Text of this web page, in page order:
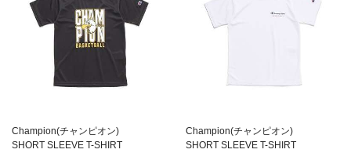
Champion(チャンピオン)
SHORT SLEEVE T-SHIRT
Champion(チャンピオン)
SHORT SLEEVE T-SHIRT